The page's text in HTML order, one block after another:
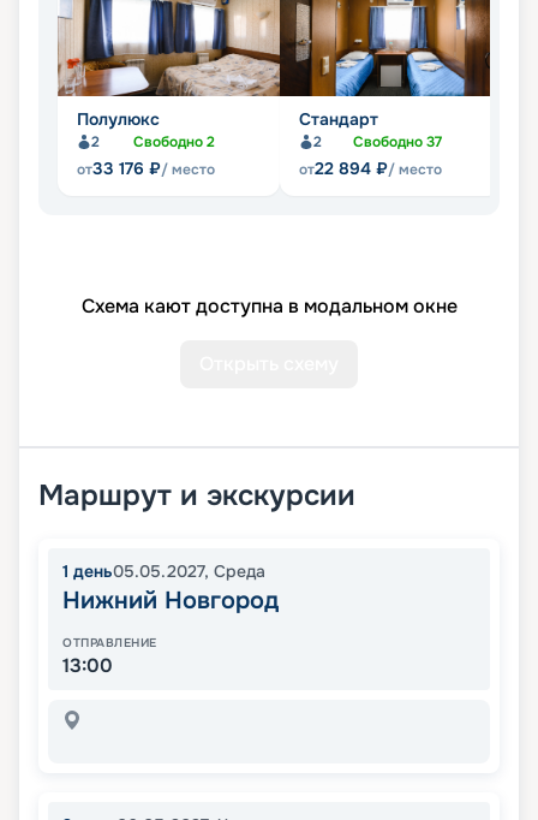
Полулюкс
2 Свободно2
от33 176 ₽/ место
Стандарт
2 Свободно37
от22 894 ₽/ место
Схема кают доступна в модальном окне
Маршрут и экскурсии
1 день05.05.2027, Среда
Нижний Новгород
ОТПРАВЛЕНИЕ
13:00